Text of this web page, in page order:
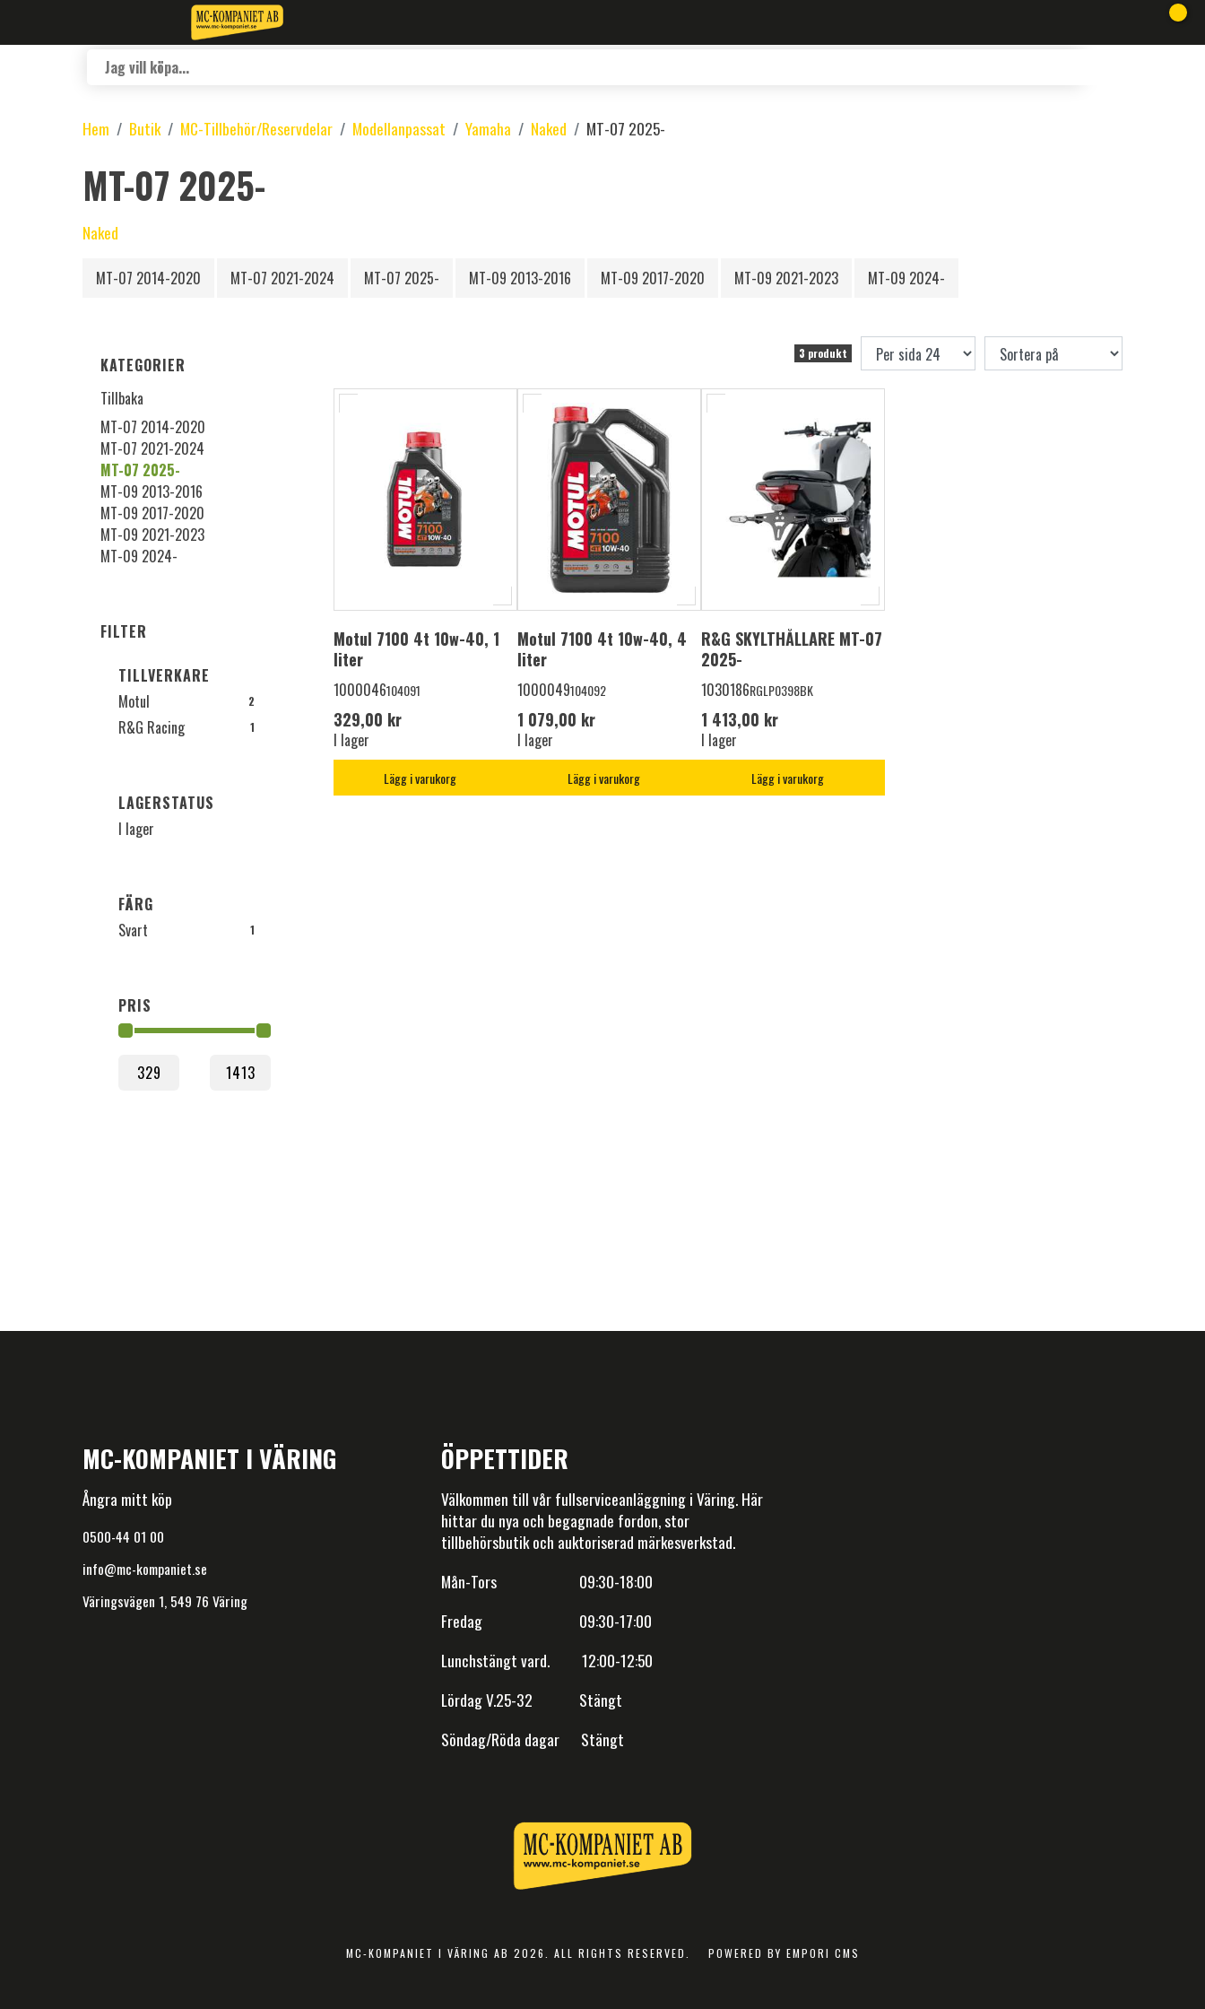
Hem Butik MC-Tillbehör/Reservdelar Modellanpassat Yamaha Naked MT-07 2025-
MT-07 2025-
Naked
MT-07 2014-2020 MT-07 2021-2024 MT-07 2025- MT-09 2013-2016 MT-09 2017-2020 MT-09 2021-2023 MT-09 2024-
KATEGORIER
Tillbaka
MT-07 2014-2020
MT-07 2021-2024
MT-07 2025-
MT-09 2013-2016
MT-09 2017-2020
MT-09 2021-2023
MT-09 2024-
FILTER
TILLVERKARE
Motul
2
R&G Racing 1
LAGERSTATUS
I lager
FÄRG
Svart
1
PRIS
3 produkt
Motul 7100 4t 10w-40, 1
liter
1000046104091
329,00 kr
I lager
Lägg i varukorg
Motul 7100 4t 10w-40, 4
liter
1000049104092
1 079,00 kr
I lager
Lägg i varukorg
R&G SKYLTHÅLLARE MT-07
2025-
1030186RGLP0398BK
1 413,00 kr
I lager
Lägg i varukorg
MC-KOMPANIET I VÄRING
Ångra mitt köp
0500-44 01 00
info@mc-kompaniet.se
Väringsvägen 1, 549 76 Väring
ÖPPETTIDER
Välkommen till vår fullserviceanläggning i Väring. Här
hittar du nya och begagnade fordon, stor
tillbehörsbutik och auktoriserad märkesverkstad.
Mån-Tors 09:30-18:00
Fredag 09:30-17:00
Lunchstängt vard. 12:00-12:50
Lördag V.25-32 Stängt
Söndag/Röda dagar Stängt
MC-KOMPANIET I VÄRING AB 2026. ALL RIGHTS RESERVED. POWERED BY EMPORI CMS